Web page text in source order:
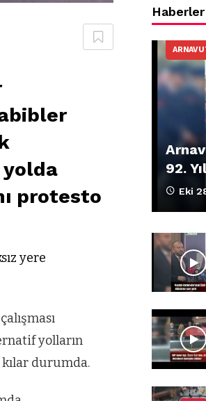
yolda
protesto
yere
yolların
durumda.
Haberler
92.
Eki